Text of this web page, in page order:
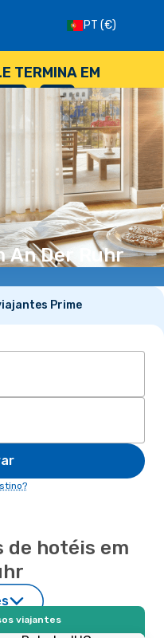
PT (€)
TERMINA EM
--
SEGUNDOS
An Der Ruhr
Prime
hotéis em
viajantes